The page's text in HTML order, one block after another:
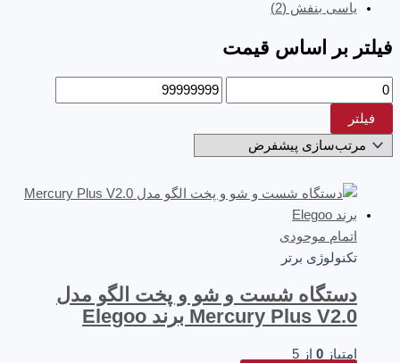
یاسی بنفش (2)
فیلتر بر اساس قیمت
فیلتر
اتمام موحودی
تکنولوژی برتر
دستگاه شست و شو و پخت الگو مدل
Mercury Plus V2.0 برند Elegoo
امتیاز 0 از 5